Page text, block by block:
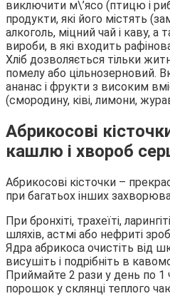
виключити м\’ясо (птицю і
продукти, які його містять
алкоголь, міцний чай і каву, а
вироби, в які входить
Хліб дозволяється тільки
помелу або цільнозерновий.
ананас і фрукти з високим
(смородину, ківі, лимони,
Абрикосові
кашлю і хвороб
Абрикосові кісточки –
при багатьох інших
При бронхіті, трахеїті,
шляхів, астмі або нефриті
Ядра абрикоса очистіть від
висушіть і подрібніть в
Приймайте 2 рази у день по 1
порошок у склянці теплого